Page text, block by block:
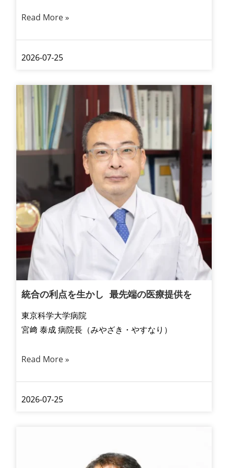
Read More »
2026-07-25
統合の利点を生かし 最先端の医療提供を
東京科学大学病院
宮﨑 泰成 病院長（みやざき・やすなり）
Read More »
2026-07-25